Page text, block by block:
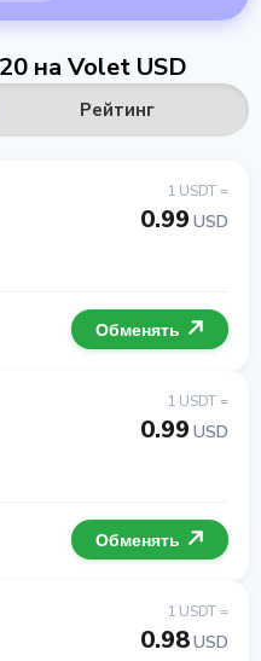
на Volet USD
Рейтинг
1 USDT =
0.99 USD
Обменять
1 USDT =
0.99 USD
Обменять
1 USDT =
0.98USD